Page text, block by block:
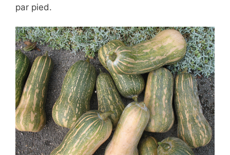
par pied.